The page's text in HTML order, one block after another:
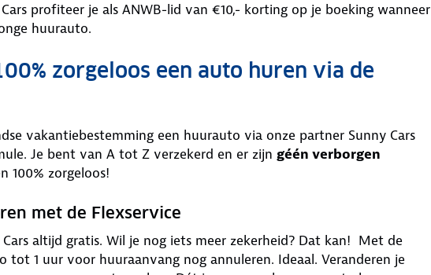
profiteer je als ANWB-lid van €10,- korting op je boeking wanneer
huurauto.
zorgeloos een auto huren via de
vakantiebestemming een huurauto via onze partner Sunny Cars
Je bent van A tot Z verzekerd en er zijn géén verborgen
100% zorgeloos!
met de Flexservice
altijd gratis. Wil je nog iets meer zekerheid? Dat kan! Met de
tot 1 uur voor huuraanvang nog annuleren. Ideaal. Veranderen je